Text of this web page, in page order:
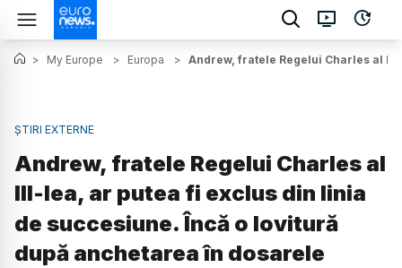
> My Europe > Europa > Andrew, fratele Regelui Charles al
ȘTIRI EXTERNE
Andrew, fratele Regelui Charles al
III-lea, ar putea fi exclus din linia
de succesiune. Încă o lovitură
după anchetarea în dosarele